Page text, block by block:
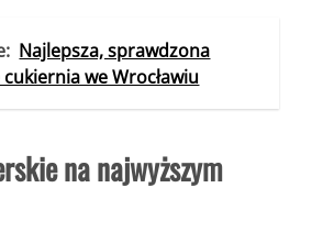
Najlepsza, sprawdzona
we Wrocławiu
na najwyższym